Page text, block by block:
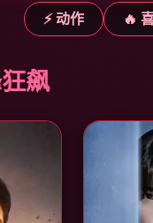
⚡ 动作 🔥
飙